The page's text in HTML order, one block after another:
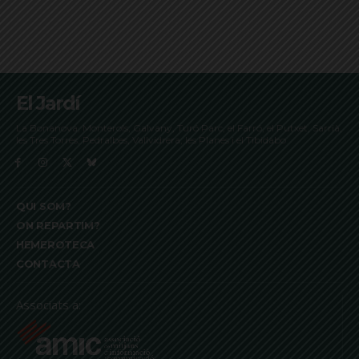
El Jardí
La Bonanova, Monterols, Galvany, Turó Parc, el Farró, el Putxet, Sarrià,
les Tres Torres, Pedralbes, Vallvidrera, les Planes i el Tibidabo
QUI SOM?
ON REPARTIM?
HEMEROTECA
CONTACTA
Associats a: